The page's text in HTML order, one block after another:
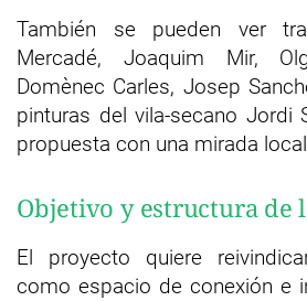
También se pueden ver
Mercadé, Joaquim Mir,
Domènec Carles, Josep
pinturas del vila-secano Jordi
propuesta con una mirada
Objetivo y estructura de
El proyecto quiere
como espacio de conexión e